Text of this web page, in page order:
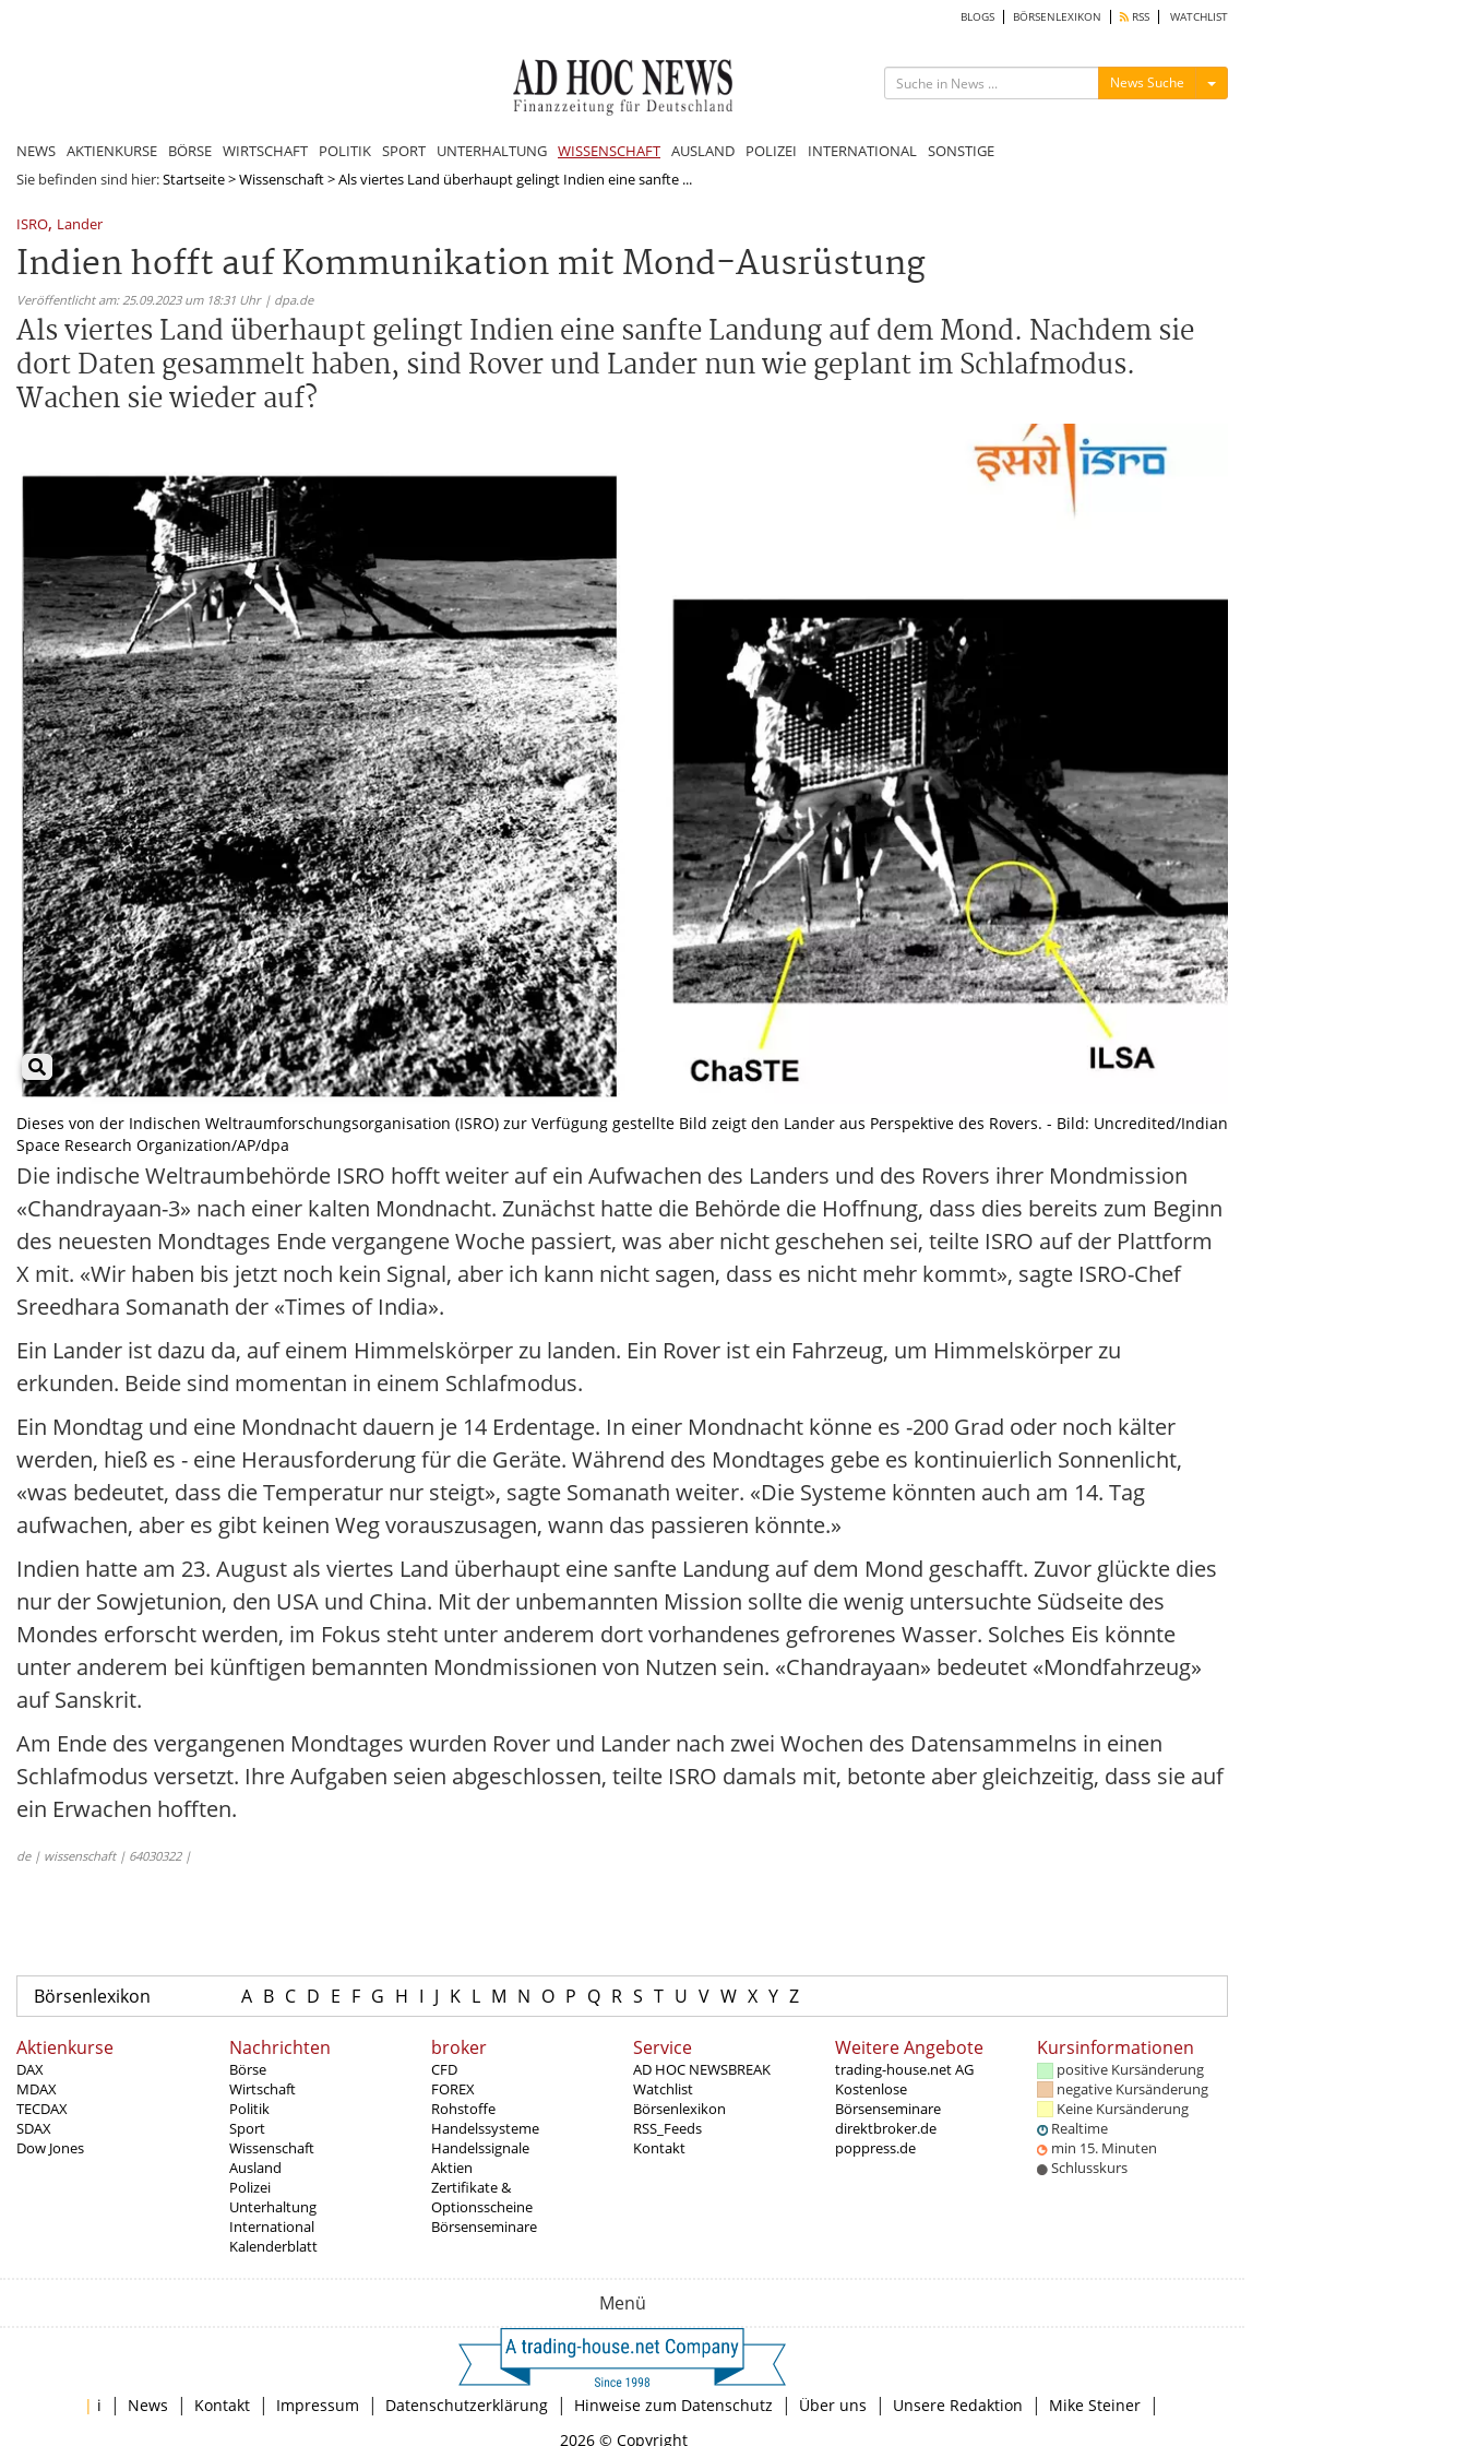
BLOGS BÖRSENLEXIKON RSS WATCHLIST
News Suche Menü ein-/ausblenden
NEWS AKTIENKURSE BÖRSE WIRTSCHAFT POLITIK SPORT UNTERHALTUNG WISSENSCHAFT AUSLAND POLIZEI INTERNATIONAL SONSTIGE
Sie befinden sind hier:Startseite>Wissenschaft>Als viertes Land überhaupt gelingt Indien eine sanfte ...
ISRO, Lander
Indien hofft auf Kommunikation mit Mond-Ausrüstung
Veröffentlicht am: 25.09.2023 um 18:31 Uhr | dpa.de
Als viertes Land überhaupt gelingt Indien eine sanfte Landung auf dem Mond. Nachdem sie
dort Daten gesammelt haben, sind Rover und Lander nun wie geplant im Schlafmodus.
Wachen sie wieder auf?
Dieses von der Indischen Weltraumforschungsorganisation (ISRO) zur Verfügung gestellte Bild zeigt den Lander aus Perspektive des Rovers. - Bild: Uncredited/Indian
Space Research Organization/AP/dpa
Die indische Weltraumbehörde ISRO hofft weiter auf ein Aufwachen des Landers und des Rovers ihrer Mondmission
«Chandrayaan-3» nach einer kalten Mondnacht. Zunächst hatte die Behörde die Hoffnung, dass dies bereits zum Beginn
des neuesten Mondtages Ende vergangene Woche passiert, was aber nicht geschehen sei, teilte ISRO auf der Plattform
X mit. «Wir haben bis jetzt noch kein Signal, aber ich kann nicht sagen, dass es nicht mehr kommt», sagte ISRO-Chef
Sreedhara Somanath der «Times of India».
Ein Lander ist dazu da, auf einem Himmelskörper zu landen. Ein Rover ist ein Fahrzeug, um Himmelskörper zu
erkunden. Beide sind momentan in einem Schlafmodus.
Ein Mondtag und eine Mondnacht dauern je 14 Erdentage. In einer Mondnacht könne es -200 Grad oder noch kälter
werden, hieß es - eine Herausforderung für die Geräte. Während des Mondtages gebe es kontinuierlich Sonnenlicht,
«was bedeutet, dass die Temperatur nur steigt», sagte Somanath weiter. «Die Systeme könnten auch am 14. Tag
aufwachen, aber es gibt keinen Weg vorauszusagen, wann das passieren könnte.»
Indien hatte am 23. August als viertes Land überhaupt eine sanfte Landung auf dem Mond geschafft. Zuvor glückte dies
nur der Sowjetunion, den USA und China. Mit der unbemannten Mission sollte die wenig untersuchte Südseite des
Mondes erforscht werden, im Fokus steht unter anderem dort vorhandenes gefrorenes Wasser. Solches Eis könnte
unter anderem bei künftigen bemannten Mondmissionen von Nutzen sein. «Chandrayaan» bedeutet «Mondfahrzeug»
auf Sanskrit.
Am Ende des vergangenen Mondtages wurden Rover und Lander nach zwei Wochen des Datensammelns in einen
Schlafmodus versetzt. Ihre Aufgaben seien abgeschlossen, teilte ISRO damals mit, betonte aber gleichzeitig, dass sie auf
ein Erwachen hofften.
de | wissenschaft | 64030322 |
Börsenlexikon A B C D E F G H I J K L M N O P Q R S T U V W X Y Z
Aktienkurse
DAX
MDAX
TECDAX
SDAX
Dow Jones
Nachrichten
Börse
Wirtschaft
Politik
Sport
Wissenschaft
Ausland
Polizei
Unterhaltung
International
Kalenderblatt
broker
CFD
FOREX
Rohstoffe
Handelssysteme
Handelssignale
Aktien
Zertifikate &
Optionsscheine
Börsenseminare
Service
AD HOC NEWSBREAK
Watchlist
Börsenlexikon
RSS_Feeds
Kontakt
Weitere Angebote
trading-house.net AG
Kostenlose
Börsenseminare
direktbroker.de
poppress.de
Kursinformationen
positive Kursänderung
negative Kursänderung
Keine Kursänderung
Realtime
min 15. Minuten
Schlusskurs
Menü
| i | News | Kontakt | Impressum | Datenschutzerklärung | Hinweise zum Datenschutz | Über uns | Unsere Redaktion | Mike Steiner |
2026 © Copyright